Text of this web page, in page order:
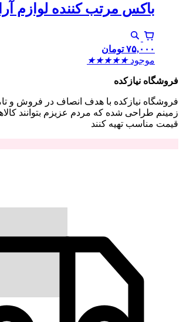
باکس مرتب کننده لوازم
۷۵,۰۰۰ تومان
موجود ★
★
★
★
★
فروشگاه نیازکده
فروشگاه نیازکده با هدف انصاف در فروش و
زمینم طراحی شده که مردم عزیزم بتوانند
قیمت مناسب تهیه کنند